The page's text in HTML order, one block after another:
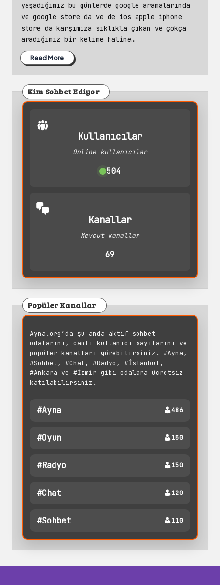
yaşadığımız bu günlerde google aramalarında
ve google store da ve de ios apple iphone
store da karşımıza sıklıkla çıkan ve çokça
aradığımız bir kelime haline…
Read More
Kim Sohbet Ediyor
Kullanıcılar
Online kullanıcılar
504
Kanallar
Mevcut kanallar
69
Popüler Kanallar
Ayna.org’da şu anda aktif sohbet
odalarını, canlı kullanıcı sayılarını ve
popüler kanalları görebilirsiniz. #Ayna,
#Sohbet, #Chat, #Radyo, #İstanbul,
#Ankara ve #İzmir gibi odalara ücretsiz
katılabilirsiniz.
#ayna 486
#oyun 150
#radyo 150
#chat 120
#sohbet 110